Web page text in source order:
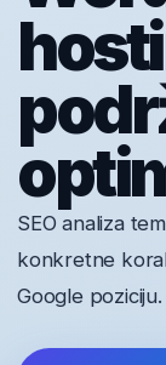
SEO analiza
konkretne
Google poziciju.